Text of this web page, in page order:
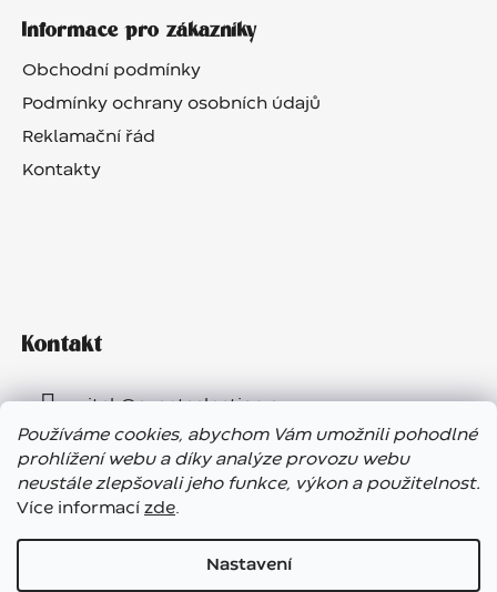
Používáme cookies, abychom Vám umožnili pohodlné
prohlížení webu a díky analýze provozu webu
neustále zlepšovali jeho funkce, výkon a použitelnost.
Více informací zde.
Nastavení
Informace pro zákazníky
Obchodní podmínky
Podmínky ochrany osobních údajů
Reklamační řád
Kontakty
Kontakt
vitek@eventselection.cz
+420 602 410 657